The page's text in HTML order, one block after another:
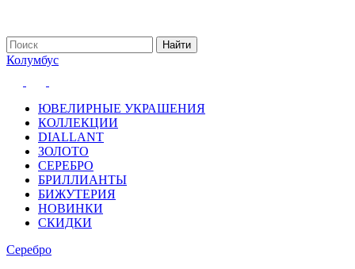
Колумбус
ЮВЕЛИРНЫЕ УКРАШЕНИЯ
КОЛЛЕКЦИИ
DIALLANT
ЗОЛОТО
СЕРЕБРО
БРИЛЛИАНТЫ
БИЖУТЕРИЯ
НОВИНКИ
СКИДКИ
Серебро